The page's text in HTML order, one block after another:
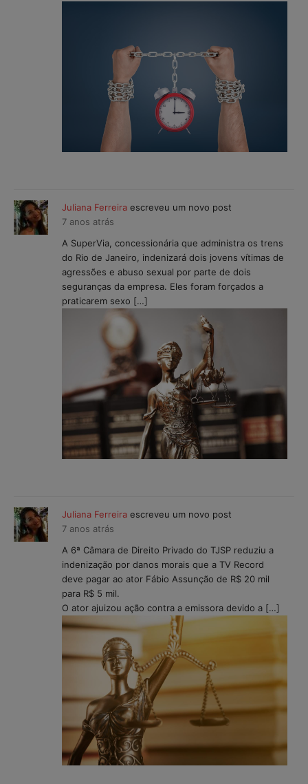
Juliana Ferreira escreveu um novo post
7 anos atrás
A SuperVia, concessionária que administra os trens
do Rio de Janeiro, indenizará dois jovens vítimas de
agressões e abuso sexual por parte de dois
seguranças da empresa. Eles foram forçados a
praticarem sexo […]
Juliana Ferreira escreveu um novo post
7 anos atrás
A 6ª Câmara de Direito Privado do TJSP reduziu a
indenização por danos morais que a TV Record
deve pagar ao ator Fábio Assunção de R$ 20 mil
para R$ 5 mil.
O ator ajuizou ação contra a emissora devido a […]